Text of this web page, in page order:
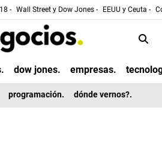
- Wall Street y Dow Jones - EEUU y Ceuta -
dow jones. empresas.
programación. dónde vernos?.